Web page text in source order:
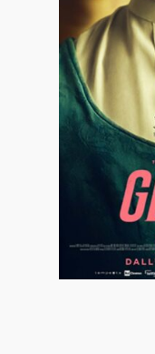
Acquista i biglietti